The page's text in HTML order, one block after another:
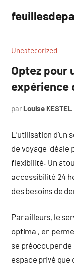
contenu
Uncategorized
Optez pour
expérience
par Louise KESTEL
L’utilisation d’un
de voyage idéale
flexibilité. Un
accessibilité 24
des besoins de
Par ailleurs, le
optimal, en
se préoccuper
espace privé que